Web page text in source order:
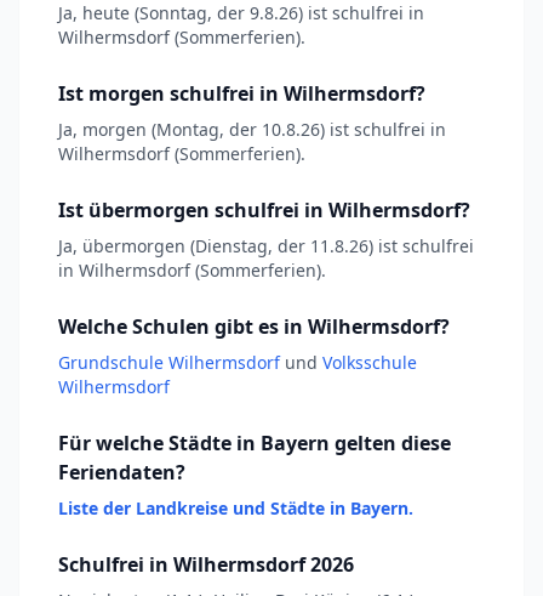
Ja, heute (Sonntag, der 9.8.26) ist schulfrei in
Wilhermsdorf (Sommerferien).
Ist morgen schulfrei in Wilhermsdorf?
Ja, morgen (Montag, der 10.8.26) ist schulfrei in
Wilhermsdorf (Sommerferien).
Ist übermorgen schulfrei in Wilhermsdorf?
Ja, übermorgen (Dienstag, der 11.8.26) ist schulfrei
in Wilhermsdorf (Sommerferien).
Welche Schulen gibt es in Wilhermsdorf?
Grundschule Wilhermsdorf und Volksschule
Wilhermsdorf
Für welche Städte in Bayern gelten diese
Feriendaten?
Liste der Landkreise und Städte in Bayern.
Schulfrei in Wilhermsdorf 2026